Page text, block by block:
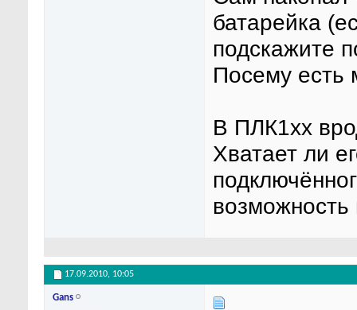
батарейка
подскажите
Посему есть
В ПЛК1хх
Хватает ли
17.09.2010, 10:05
Gans